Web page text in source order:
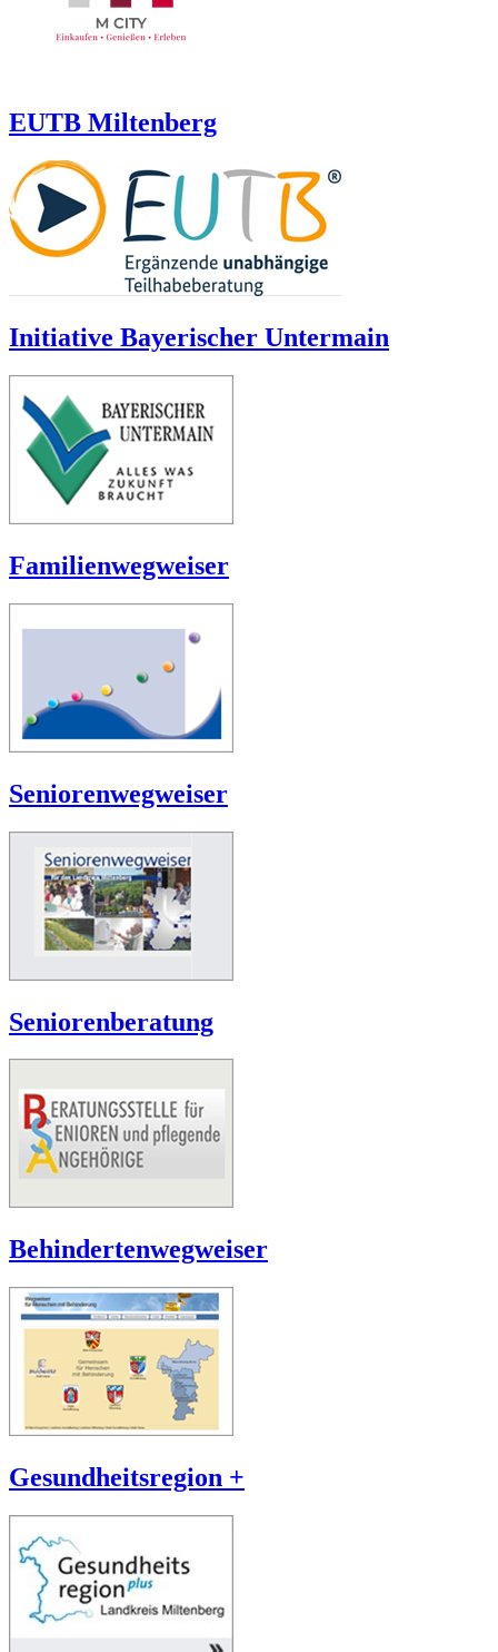
EUTB Miltenberg
Initiative Bayerischer Untermain
Familienwegweiser
Seniorenwegweiser
Seniorenberatung
Behindertenwegweiser
Gesundheitsregion +